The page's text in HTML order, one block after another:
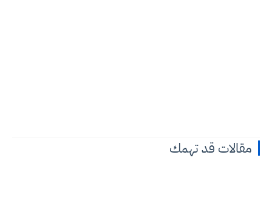
مقالات قد تهمك